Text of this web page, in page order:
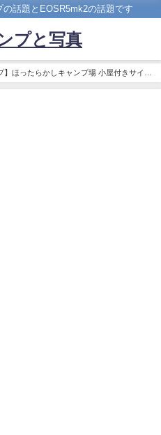
話題とEOSR5mk2の話題です
プと写真
】ほったらかしキャンプ場 小屋付きサイト